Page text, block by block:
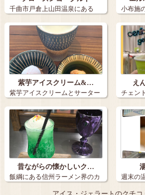
千曲市戸倉上山田温泉にある
「フロスタ」 …
小布施
トです
紫芋アイスクリーム&…
紫芋アイスクリームとサーター
アンダギー+…
え
チェン
野駅
昔ながらの懐かしいク…
飯綱にある信州ラーメン界のカ
リスマ塚田兼…
週末の
湯っ…